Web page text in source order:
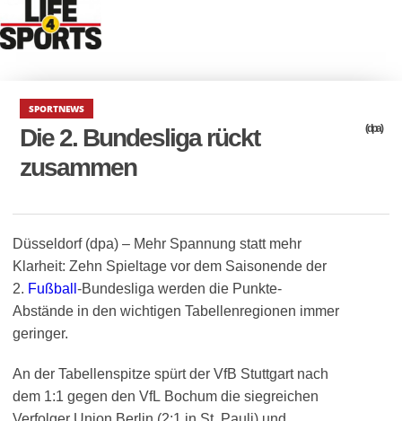
SPORTNEWS
Die 2. Bundesliga rückt
zusammen
(dpa)
Düsseldorf (dpa) – Mehr Spannung statt mehr
Klarheit: Zehn Spieltage vor dem Saisonende der
2. Fußball -Bundesliga werden die Punkte-
Abstände in den wichtigen Tabellenregionen immer
geringer.
An der Tabellenspitze spürt der VfB Stuttgart nach
dem 1:1 gegen den VfL Bochum die siegreichen